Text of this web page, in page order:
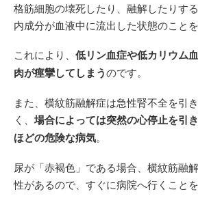
格筋細胞の壊死したり、融解したりす
内成分が血液中に流出した状態のことを
これにより、 低リン血症や低カリウム
肉が痙攣してしまうのです。
また、横紋筋融解症は急性腎不全を引
く、場合によっては突然の心停止を引
ほどの危険な病気。
尿が「赤褐色」である場合、横紋筋融
性があるので、すぐに病院へ行くことを